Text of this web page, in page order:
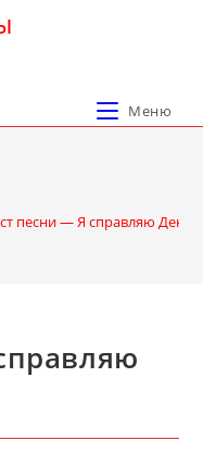
Меню
песни — Я справляю День